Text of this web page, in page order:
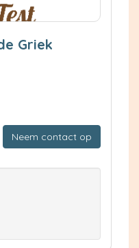
Griek
Neem contact op